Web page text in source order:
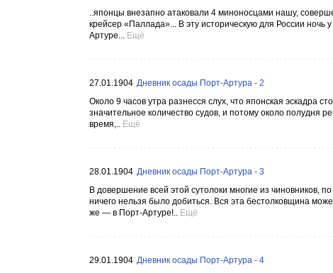
..японцы внезапно атаковали 4 миноносцами нашу,
крейсер «Паллада»... В эту историческую для России
Артуре... Ещё
27.01.1904 Дневник осады Порт-Артура - 2
Около 9 часов утра разнесся слух, что японская эскадра
значительное количество судов, и потому около полудня
время,.. Ещё
28.01.1904 Дневник осады Порт-Артура - 3
В довершение всей этой сутолоки многие из чиновников,
ничего нельзя было добиться. Вся эта бестолковщина
же — в Порт-Артуре!.. Ещё
29.01.1904 Дневник осады Порт-Артура - 4